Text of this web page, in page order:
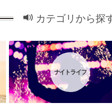
カテゴリから探
ナイトライフ